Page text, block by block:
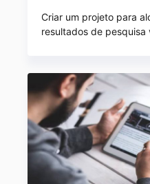
Criar um projeto para
resultados de